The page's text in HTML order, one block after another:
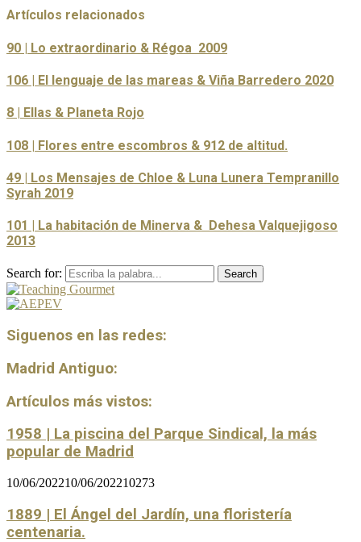
Artículos relacionados
90 | Lo extraordinario & Régoa 2009
106 | El lenguaje de las mareas & Viña Barredero 2020
8 | Ellas & Planeta Rojo
108 | Flores entre escombros & 912 de altitud.
49 | Los Mensajes de Chloe & Luna Lunera Tempranillo
Syrah 2019
101 | La habitación de Minerva & Dehesa Valquejigoso
2013
Search for: Search
Siguenos en las redes:
Madrid Antiguo:
Artículos más vistos:
1958 | La piscina del Parque Sindical, la más
popular de Madrid
10/06/202210/06/202210273
1889 | El Ángel del Jardín, una floristería
centenaria.